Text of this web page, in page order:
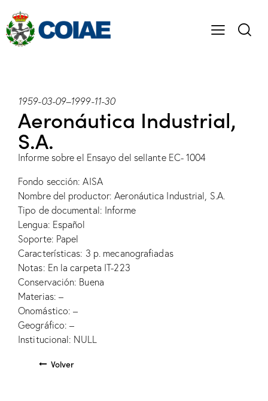
1959-03-09–1999-11-30
Aeronáutica Industrial,
S.A.
Informe sobre el Ensayo del sellante EC- 1004
Fondo sección: AISA
Nombre del productor: Aeronáutica Industrial, S.A.
Tipo de documental: Informe
Lengua: Español
Soporte: Papel
Características: 3 p. mecanografiadas
Notas: En la carpeta IT-223
Conservación: Buena
Materias: –
Onomástico: –
Geográfico: –
Institucional: NULL
Volver